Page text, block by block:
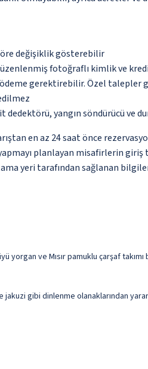
değişiklik gösterebilir
fotoğraflı kimlik ve
ödeme gerektirebilir. Özel talepler
yangın söndürücü ve
en az 24 saat önce
planlayan misafirlerin
yeri tarafından sağlanan
yorgan ve Mısır pamuklu çarşaf
jakuzi gibi dinlenme olanaklarından